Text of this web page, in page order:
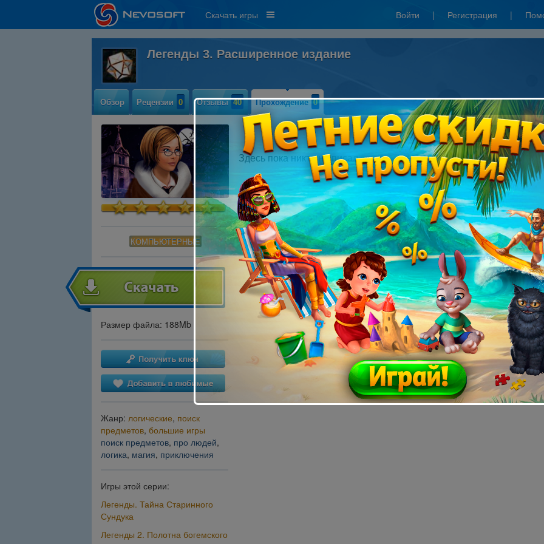
Скачать игры Войти | Регистрация |
Легенды 3. Расширенное издание
Обзор Рецензии 0 Отзывы 40 Прохождение 0
КОМПЬЮТЕРНЫЕ
Размер файла: 188Mb
Жанр: логические, поиск
предметов, большие игры
поиск предметов, про людей,
логика, магия, приключения
Игры этой серии:
Легенды. Тайна Старинного
Сундука
Легенды 2. Полотна богемского
Написать прохождение
Здесь пока никто не писал